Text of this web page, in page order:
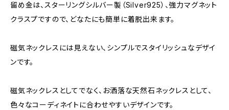
留め金は、スターリングシルバー製（Silver925）、強力マグネット
クラスプですので、どなたにも簡単に着脱出来ます。
磁気ネックレスには見えない、シンプルでスタイリッシュなデザイ
ンです。
磁気ネックレスとしてでなく、お洒落な天然石ネックレスとして、
色々なコーディネイトに合わせやすいデザインです。